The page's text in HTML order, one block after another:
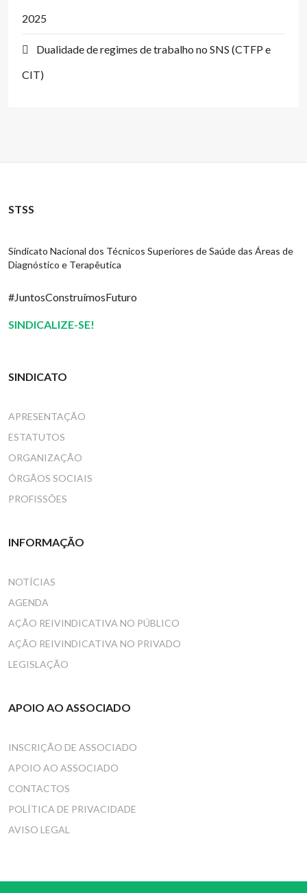
2025
Dualidade de regimes de trabalho no SNS (CTFP e
CIT)
STSS
Sindicato Nacional dos Técnicos Superiores de Saúde das Áreas de
Diagnóstico e Terapêutica
#JuntosConstruímosFuturo
SINDICALIZE-SE!
SINDICATO
APRESENTAÇÃO
ESTATUTOS
ORGANIZAÇÃO
ÓRGÃOS SOCIAIS
PROFISSÕES
INFORMAÇÃO
NOTÍCIAS
AGENDA
AÇÃO REIVINDICATIVA NO PÚBLICO
AÇÃO REIVINDICATIVA NO PRIVADO
LEGISLAÇÃO
APOIO AO ASSOCIADO
INSCRIÇÃO DE ASSOCIADO
APOIO AO ASSOCIADO
CONTACTOS
POLÍTICA DE PRIVACIDADE
AVISO LEGAL